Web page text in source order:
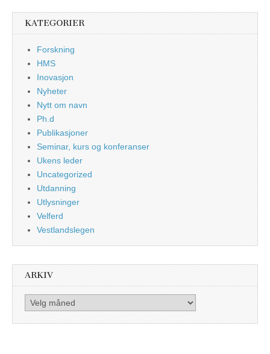
KATEGORIER
Forskning
HMS
Inovasjon
Nyheter
Nytt om navn
Ph.d
Publikasjoner
Seminar, kurs og konferanser
Ukens leder
Uncategorized
Utdanning
Utlysninger
Velferd
Vestlandslegen
ARKIV
Arkiv